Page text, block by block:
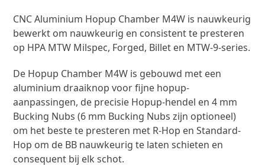
CNC Aluminium Hopup Chamber M4W is nauwkeurig
bewerkt om nauwkeurig en consistent te presteren
op HPA MTW Milspec, Forged, Billet en MTW-9-series.
De Hopup Chamber M4W is gebouwd met een
aluminium draaiknop voor fijne hopup-
aanpassingen, de precisie Hopup-hendel en 4 mm
Bucking Nubs (6 mm Bucking Nubs zijn optioneel)
om het beste te presteren met R-Hop en Standard-
Hop om de BB nauwkeurig te laten schieten en
consequent bij elk schot.